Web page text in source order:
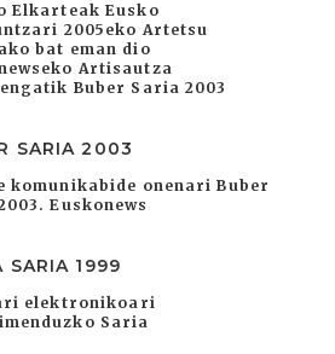
Elkarteak Eusko
2005eko Artetsu
bat eman dio
Artisautza
Buber Saria 2003
SARIA 2003
komunikabide onenari Buber
Euskonews
SARIA 1999
elektronikoari
Saria